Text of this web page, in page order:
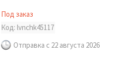
Под заказ
Код:lvnchk45117
Отправка с 22 августа 2026